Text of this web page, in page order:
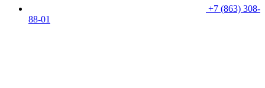
+7 (863) 308-
88-01